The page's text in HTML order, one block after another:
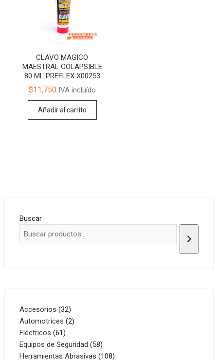
CLAVO MAGICO
MAESTRAL COLAPSIBLE
80 ML PREFLEX X00253
$11,750IVA incluído
Añadir al carrito
Buscar
Accesorios 3232
productos
Automotrices 22
Eléctricos 6161
productos
Equipos de Seguridad 5858
productos
Herramientas Abrasivas 108108